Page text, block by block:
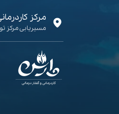
مرکز
مسیریابی مرکز